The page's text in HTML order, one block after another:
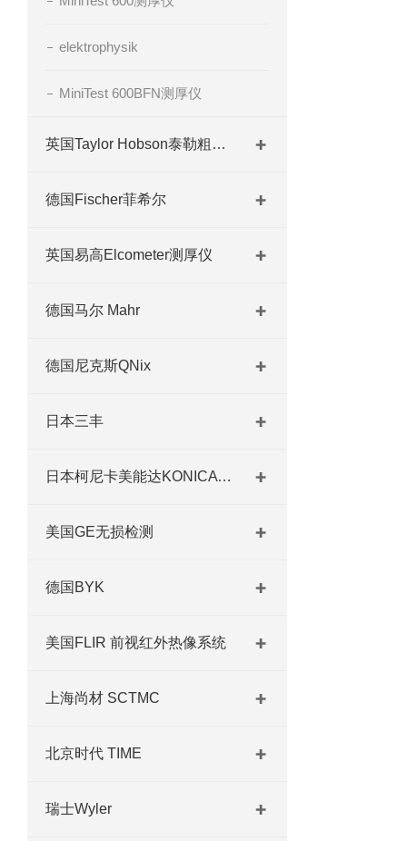
elektrophysik
MiniTest 600BFN测厚仪
英国Taylor Hobson泰勒粗糙度仪
德国Fischer菲希尔
英国易高Elcometer测厚仪
德国马尔 Mahr
德国尼克斯QNix
日本三丰
日本柯尼卡美能达KONICA MINOLTA
美国GE无损检测
德国BYK
美国FLIR 前视红外热像系统
上海尚材 SCTMC
北京时代 TIME
瑞士Wyler